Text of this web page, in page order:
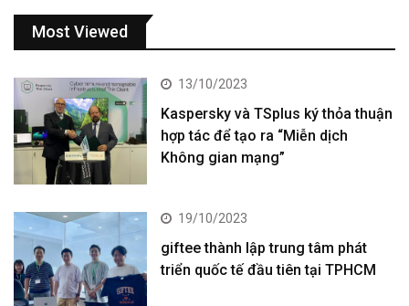
Most Viewed
13/10/2023
Kaspersky và TSplus ký thỏa thuận
hợp tác để tạo ra “Miễn dịch
Không gian mạng”
19/10/2023
giftee thành lập trung tâm phát
triển quốc tế đầu tiên tại TPHCM